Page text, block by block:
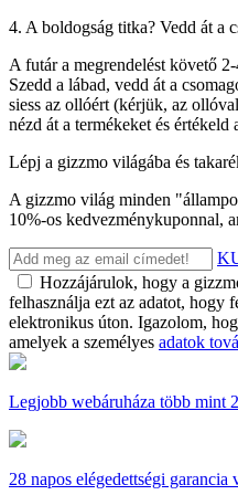
4. A boldogság titka? Vedd át a
A futár a megrendelést követő
Szedd a lábad, vedd át a
siess az ollóért (kérjük, az
nézd át a termékeket és
Lépj a gizzmo világába és
A gizzmo világ minden
10%-os kedvezménykuponnal,
Hozzájárulok, hogy a
felhasználja ezt az adatot, hogy
elektronikus úton. Igazolom,
amelyek a személyes adatok
Legjobb webáruháza több mint
28 napos elégedettségi garancia